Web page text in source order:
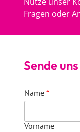
Fragen oder
Sende
Name *
Vorname